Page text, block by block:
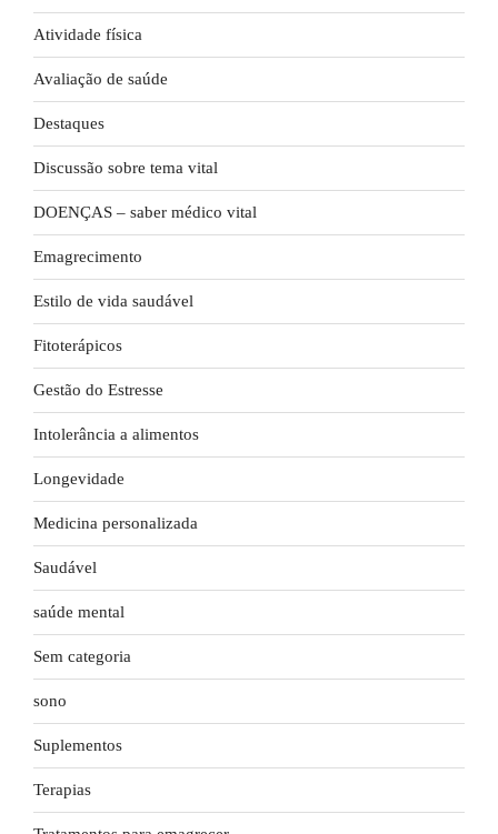
Atividade física
Avaliação de saúde
Destaques
Discussão sobre tema vital
DOENÇAS – saber médico vital
Emagrecimento
Estilo de vida saudável
Fitoterápicos
Gestão do Estresse
Intolerância a alimentos
Longevidade
Medicina personalizada
Saudável
saúde mental
Sem categoria
sono
Suplementos
Terapias